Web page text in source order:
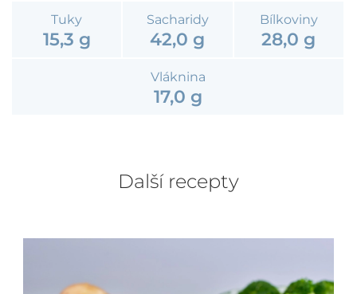
Tuky
15,3 g
Sacharidy
42,0 g
Bílkoviny
28,0 g
Vláknina
17,0 g
Další recepty